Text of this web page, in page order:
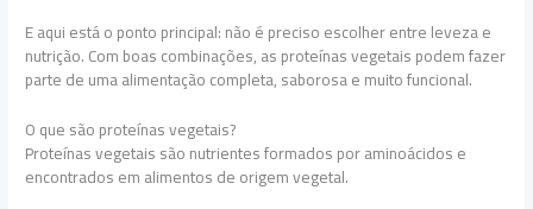
E aqui está o ponto principal: não é preciso escolher entre leveza e
nutrição. Com boas combinações, as proteínas vegetais podem fazer
parte de uma alimentação completa, saborosa e muito funcional.
O que são proteínas vegetais?
Proteínas vegetais são nutrientes formados por aminoácidos e
encontrados em alimentos de origem vegetal.